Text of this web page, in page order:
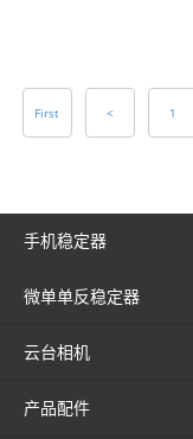
First < 1
手机稳定器
微单单反稳定器
云台相机
产品配件